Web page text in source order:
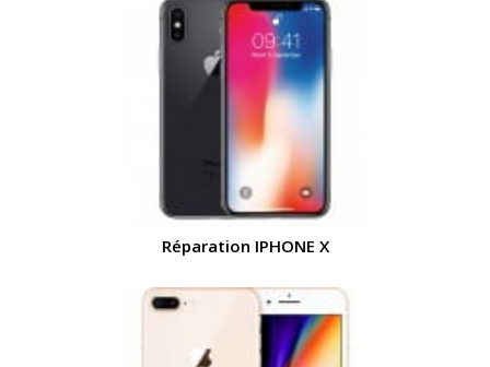
Réparation IPHONE X